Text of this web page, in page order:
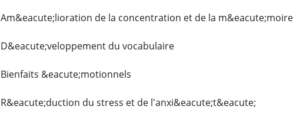
Am&eacute;lioration de la concentration et de la m&eacute;moire
D&eacute;veloppement du vocabulaire
Bienfaits &eacute;motionnels
R&eacute;duction du stress et de l'anxi&eacute;t&eacute;